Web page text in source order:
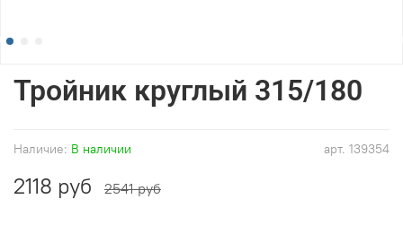
арт. 139354
Наличие: В наличии
Тройник круглый 315/180
2118 руб 2541 руб